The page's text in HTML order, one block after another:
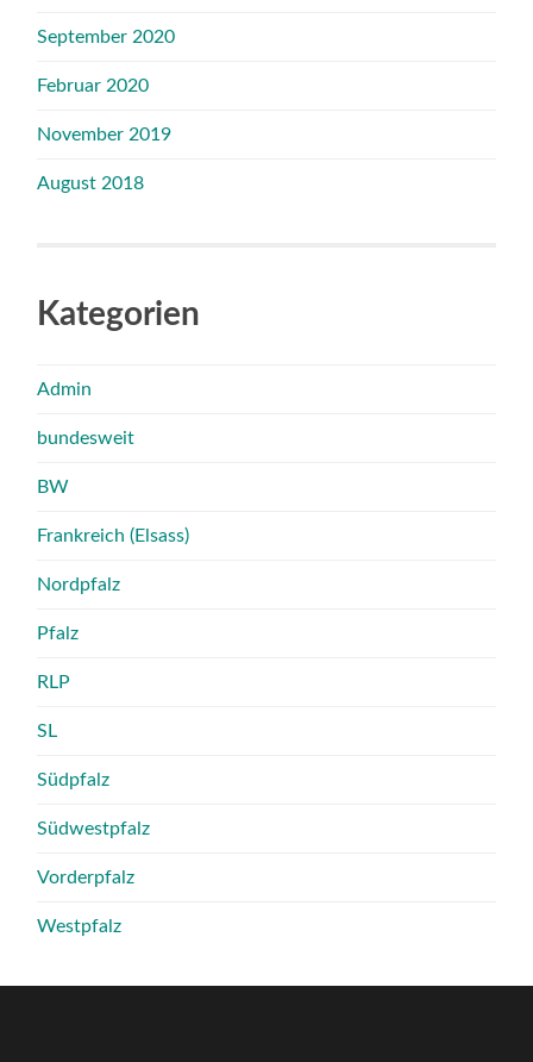
September 2020
Februar 2020
November 2019
August 2018
Kategorien
Admin
bundesweit
BW
Frankreich (Elsass)
Nordpfalz
Pfalz
RLP
SL
Südpfalz
Südwestpfalz
Vorderpfalz
Westpfalz